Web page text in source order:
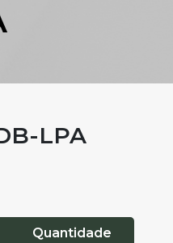
LPA
Quantidade